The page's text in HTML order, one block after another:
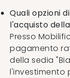
Quali opzioni
l'acquisto
Presso
pagamento
della sedia
l'investimento